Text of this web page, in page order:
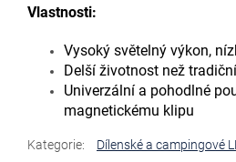
Vlastnosti:
Vysoký světelný výkon,
Delší životnost než
Univerzální a pohodlné
magnetickému klipu
Kategorie:
Dílenské a campingové